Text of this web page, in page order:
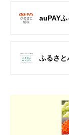
auPAY
ふるさと